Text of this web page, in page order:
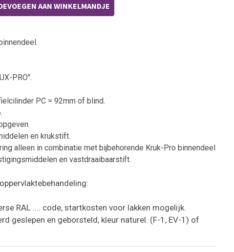
AAN WINKELMANDJE
PRO".
PC = 92mm of blind.
en krukstift.
alleen in combinatie met bijbehorende Kruk-Pro binnendeel
en vastdraaibaarstift.
RAL .... code, startkosten voor lakken mogelijk.
geslepen en geborsteld, kleur naturel. (F-1, EV-1) of